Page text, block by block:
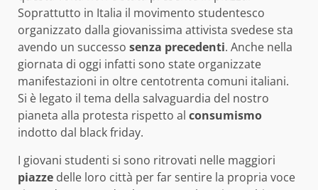
Soprattutto in Italia il movimento studentesco
organizzato dalla giovanissima attivista svedese sta
avendo un successo senza precedenti. Anche nella
giornata di oggi infatti sono state organizzate
manifestazioni in oltre centotrenta comuni italiani.
Si è legato il tema della salvaguardia del nostro
pianeta alla protesta rispetto al consumismo
indotto dal black friday.
I giovani studenti si sono ritrovati nelle maggiori
piazze delle loro città per far sentire la propria voce